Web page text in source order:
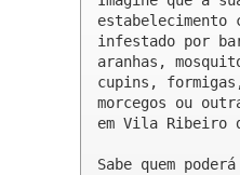
estabelecimento
infestado por
aranhas,
cupins,
morcegos ou
em Vila Ribeiro
Sabe quem